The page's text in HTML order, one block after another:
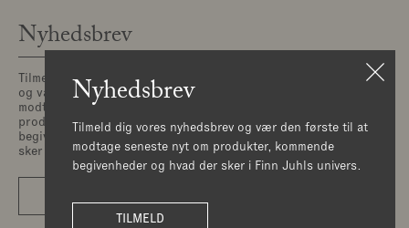
Nyhedsbrev
Tilmeld dig vores nyhedsbrev og vær den første til at
modtage seneste nyt om produkter, kommende
begivenheder og hvad der sker i Finn Juhls univers.
TILMELD
Nyhedsbrev
Tilmeld dig vores nyhedsbrev
og vær den første til at
modtage seneste nyt om
produkter, kommende
begivenheder og hvad der
sker i Finn Juhls univers.
©House of Finn Juhl is part